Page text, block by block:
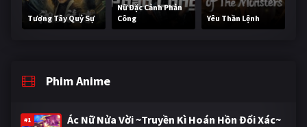
Tương Tây Quỷ Sự
Nữ Đặc Cảnh Phản
Công
Yêu Thần Lệnh
Phim Anime
#1 Ác Nữ Nửa Vời ~Truyền Kì Hoán Hồn Đổi Xác~